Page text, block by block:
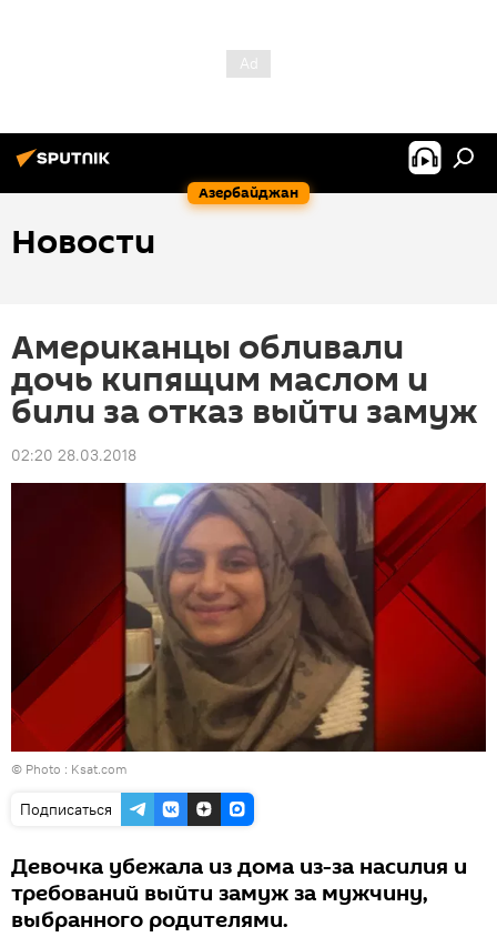
Азербайджан
Новости
Американцы обливали
дочь кипящим маслом и
били за отказ выйти замуж
02:20 28.03.2018
© Photo : Ksat.com
Подписаться
Девочка убежала из дома из-за насилия и
требований выйти замуж за мужчину,
выбранного родителями.